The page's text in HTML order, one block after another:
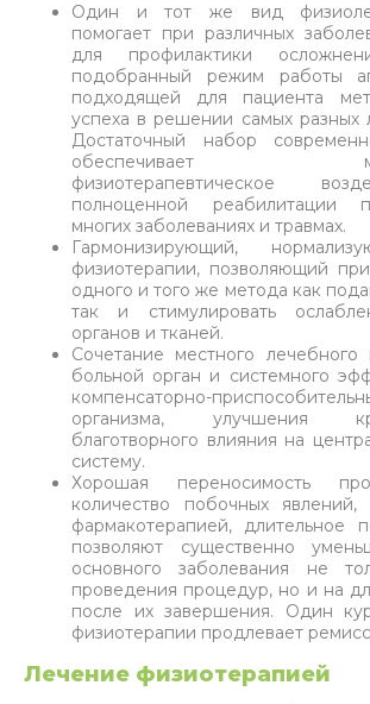
Один и тот же вид
помогает при различных
для профилактики
подобранный режим работы
подходящей для пациента
успеха в решении самых разных
Достаточный набор
обеспечивает
физиотерапевтическое
полноценной реабилитации
многих заболеваниях и травмах.
Гармонизирующий,
физиотерапии, позволяющий
одного и того же метода как
так и стимулировать
органов и тканей.
Сочетание местного лечебного
больной орган и системного
компенсаторно-
организма, улучшения
благотворного влияния на
систему.
Хорошая переносимость
количество побочных
фармакотерапией, длительное
позволяют существенно
основного заболевания не
проведения процедур, но и на
после их завершения. Один
физиотерапии продлевает
Лечение физиотерапией